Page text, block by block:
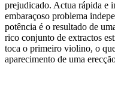
prejudicado. Actua rápida e
embaraçoso problema
potência é o resultado de
rico conjunto de extractos
toca o primeiro violino, o
aparecimento de uma